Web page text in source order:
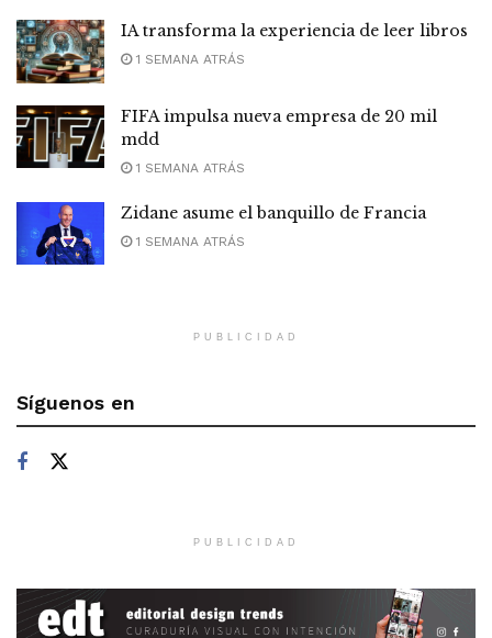
IA transforma la experiencia de leer libros
1 SEMANA ATRÁS
FIFA impulsa nueva empresa de 20 mil
mdd
1 SEMANA ATRÁS
Zidane asume el banquillo de Francia
1 SEMANA ATRÁS
PUBLICIDAD
Síguenos en
PUBLICIDAD